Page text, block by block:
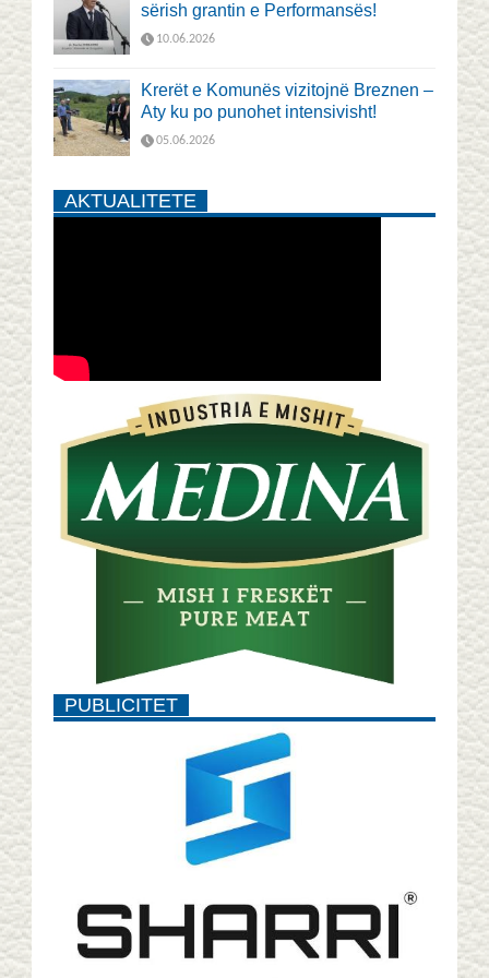
sërish grantin e Performansës!
10.06.2026
Krerët e Komunës vizitojnë Breznen –
Aty ku po punohet intensivisht!
05.06.2026
AKTUALITETE
PUBLICITET